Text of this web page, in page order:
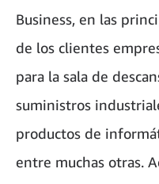
Business, en las
de los clientes
para la sala de
suministros
productos de
entre muchas otras.